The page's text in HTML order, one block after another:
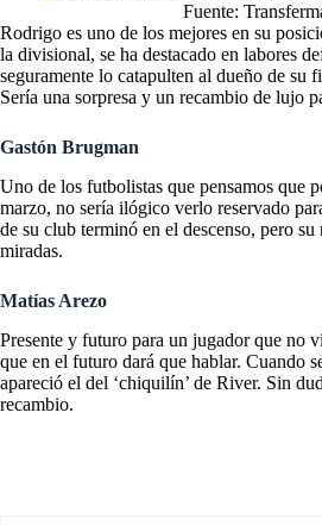
Fuente:
Rodrigo es uno de los mejores en su
la divisional, se ha destacado en labores
seguramente lo catapulten al dueño de su
Sería una sorpresa y un recambio de lujo
Gastón Brugman
Uno de los futbolistas que pensamos que
marzo, no sería ilógico verlo reservado
de su club terminó en el descenso, pero
miradas.
Matías Arezo
Presente y futuro para un jugador que no
que en el futuro dará que hablar. Cuando
apareció el del ‘chiquilín’ de River. Sin
recambio.